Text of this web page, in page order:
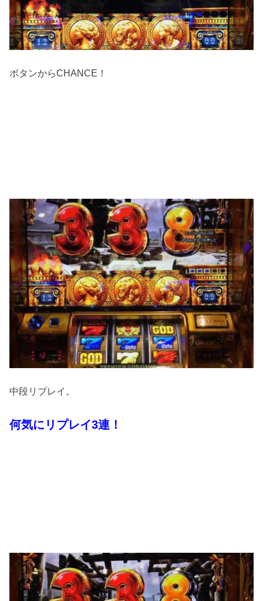
ボタンからCHANCE！
中段リプレイ。
何気にリプレイ3連！